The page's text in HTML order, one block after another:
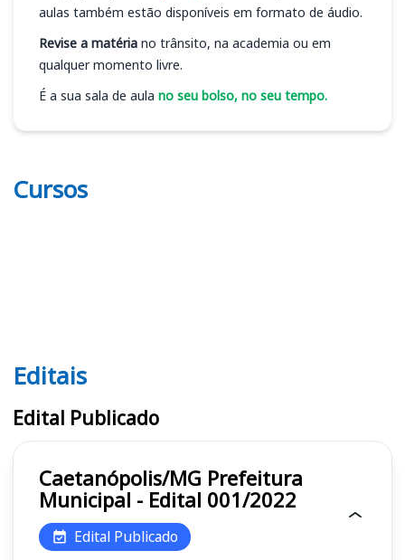
aulas também estão disponíveis em formato de áudio.
Revise a matéria no trânsito, na academia ou em
qualquer momento livre.
É a sua sala de aula no seu bolso, no seu tempo.
Cursos
Editais
Editais
Edital Publicado
Caetanópolis/MG Prefeitura
Municipal - Edital 001/2022
Edital Publicado